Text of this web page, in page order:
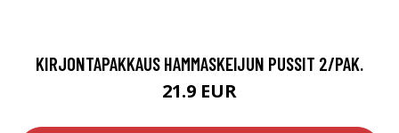
KIRJONTAPAKKAUS HAMMASKEIJUN PUSSIT 2/PAK.
21.9 EUR